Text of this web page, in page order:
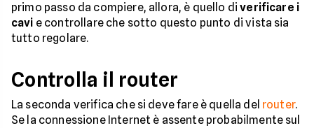
primo passo da compiere, allora, è quello diverificare i
cavi e controllare che sotto questo punto di vista sia
tutto regolare.
Controlla il router
La seconda verifica che si deve fare è quella del router.
Se la connessione Internet è assente probabilmente sul